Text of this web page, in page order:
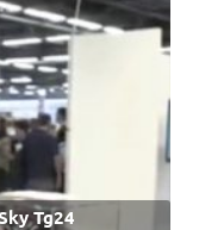
Tg24